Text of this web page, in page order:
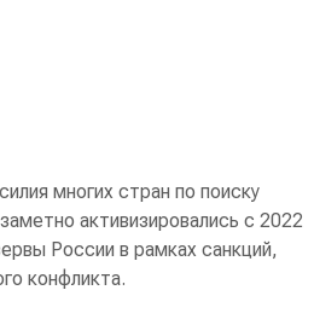
многих стран по поиску
активизировались с 2022
России в рамках санкций,
конфликта.